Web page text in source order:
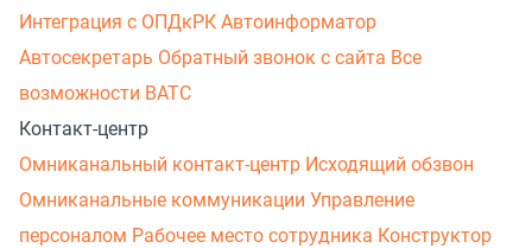
Интеграция с ОПДкРК Автоинформатор
Автосекретарь Обратный звонок с сайта Все
возможности ВАТС
Контакт-центр
Омниканальный контакт-центр Исходящий обзвон
Омниканальные коммуникации Управление
персоналом Рабочее место сотрудника Конструктор